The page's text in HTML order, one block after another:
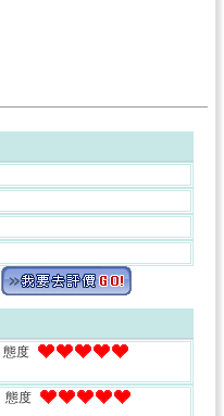
態度
態度